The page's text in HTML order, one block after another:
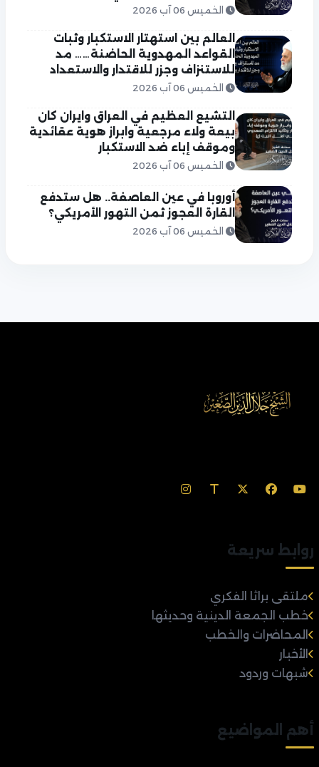
الخميس 06 آب 2026
العالم بين استهتار الاستكبار وثبات
القواعد المهدوية الحاضنة…… مد
للاستنزاف وجزر للاقتدار والاستعداد
الخميس 06 آب 2026
التشيع العظيم في العراق وايران كان
بيعة ولاء مرجعية وابراز هوية عقائدية
وموقف إباء ضد الاستكبار
الخميس 06 آب 2026
أوروبا في عين العاصفة.. هل ستدفع
القارة العجوز ثمن التهور الأمريكي؟
الخميس 06 آب 2026
روابط سريعة
ملتقى براثا الفكري
خطب الجمعة الدينية وحديثها
المحاضرات والخطب
الأخبار
شبهات وردود
أهم المواضيع